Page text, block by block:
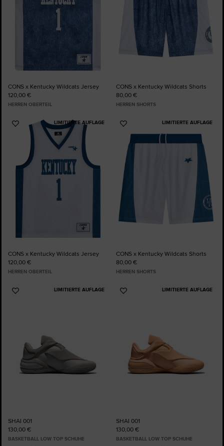
CONS x Kentucky Wildcats Jersey
120,00 €
HERREN OBERTEIL
CONS x Kentucky Wildcats Shorts
80,00 €
HERREN SHORTS
LIMITIERTE AUFLAGE
Zu
Favoriten
hinzufügen
CONS x Kentucky Wildcats Jersey
120,00 €
HERREN OBERTEIL
LIMITIERTE AUFLAGE
Zu
Favoriten
hinzufügen
CONS x Kentucky Wildcats Shorts
80,00 €
HERREN SHORTS
LIMITIERTE AUFLAGE
Zu
SHAI 001
130,00 €
BASKETBALL LOW TOP SCHUHE
LIMITIERTE AUFLAGE
Zu
SHAI 001
130,00 €
BASKETBALL LOW TOP SCHUHE